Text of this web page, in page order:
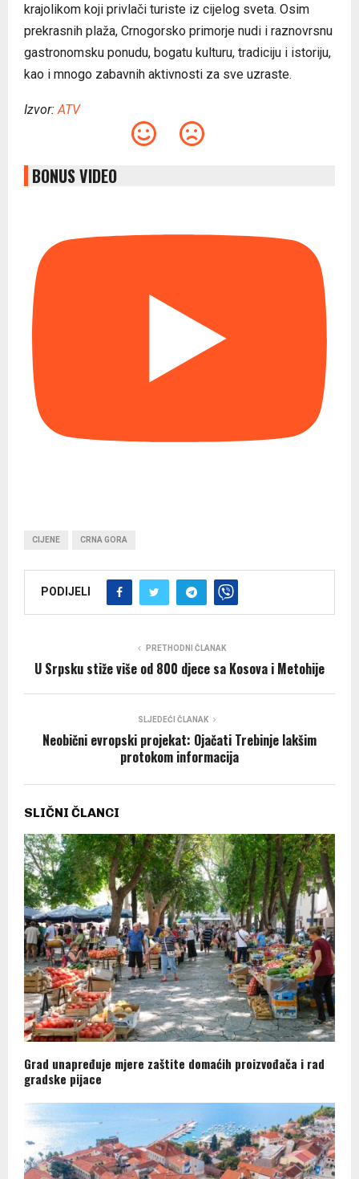
krajolikom koji privlači turiste iz cijelog sveta. Osim
prekrasnih plaža, Crnogorsko primorje nudi i raznovrsnu
gastronomsku ponudu, bogatu kulturu, tradiciju i istoriju,
kao i mnogo zabavnih aktivnosti za sve uzraste.
Izvor:ATV
BONUS VIDEO
CIJENE CRNA GORA
PODIJELI
PRETHODNI ČLANAK
U Srpsku stiže više od 800 djece sa Kosova i Metohije
SLJEDEĆI ČLANAK
Neobični evropski projekat: Ojačati Trebinje lakšim
protokom informacija
SLIČNI ČLANCI
Grad unapređuje mjere zaštite domaćih proizvođača i rad
gradske pijace